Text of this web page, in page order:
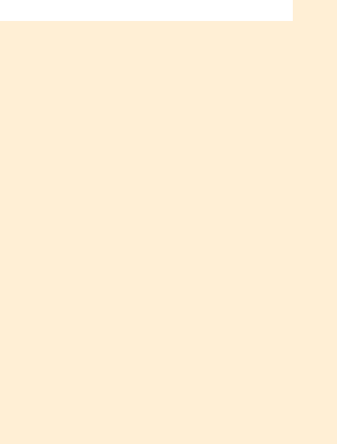
травня близько 07:30 на автодорозі